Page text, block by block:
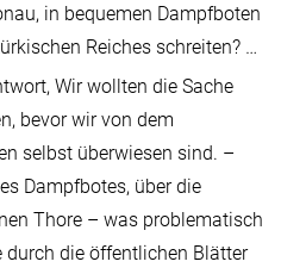
in bequemen Dampfboten
Reiches schreiten? …
Wir wollten die Sache
bevor wir von dem
selbst überwiesen sind. –
Dampfbotes, über die
Thore – was problematisch
die öffentlichen Blätter